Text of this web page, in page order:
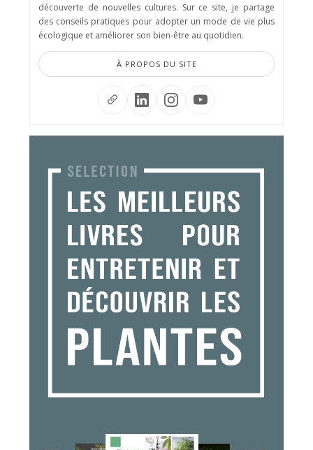
découverte de nouvelles cultures. Sur ce site, je partage
des conseils pratiques pour adopter un mode de vie plus
écologique et améliorer son bien-être au quotidien.
À PROPOS DU SITE